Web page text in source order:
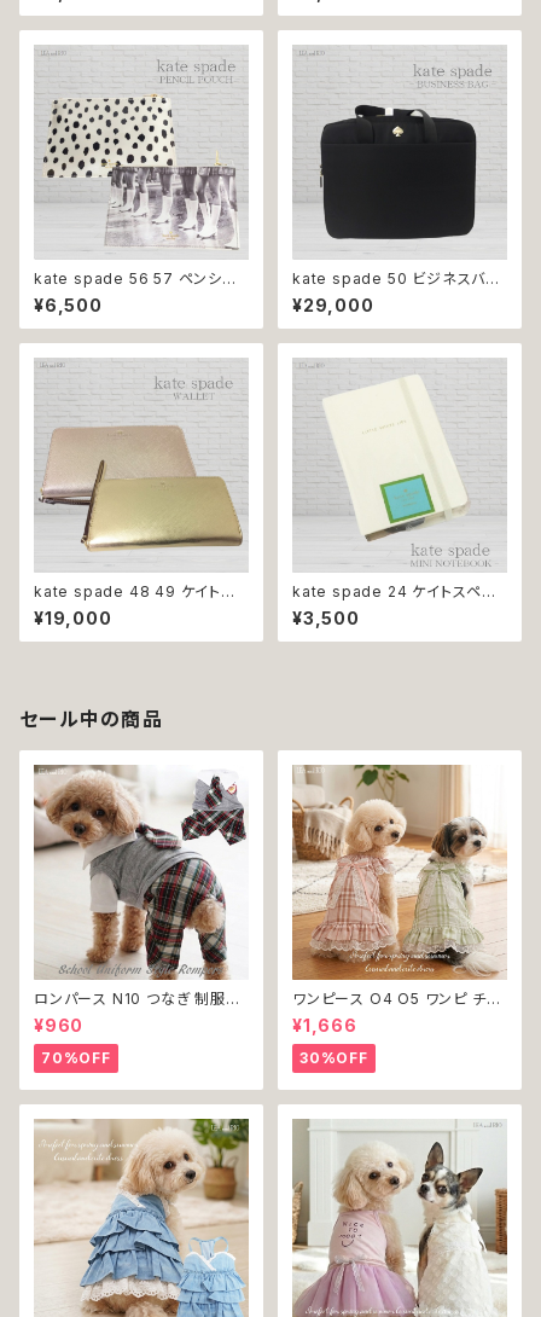
ゼント 学校 オフィス
テーショナリー ポーチ 小物入れ
kate spade 56 57 ペンシル
ポーチ フラミンゴ ガールズ ケイ
トスペード ペンケース 筆箱 文
房具 ステーショナリー
¥6,500
kate spade 50 ビジネスバッ
グ ブラック ケイトスペード バッ
グ 鞄 レディース 手提げ 仕事 シ
ョルダー
¥29,000
kate spade 48 49 ケイトス
ペード 財布 長財布 ウォレット
ゴールド ピンクゴールド レディ
ース ラウンドファスナー
¥19,000
kate spade 24 ケイトスペー
ド ミニノート ホワイト シンプル
ノート メモ帳 手帳 文房具 ステ
ーショナリー おしゃれ かわいい
¥3,500
セール中の商品
ロンパース N10 つなぎ 制服風
チェック柄 グレー 灰色 コスチュ
ーム コスプレ ドッグウェア dog
犬 猫 ペット 服 犬服 洋服 オシ
ャレ かわいい 小型犬 返品交換
不可
¥960
70%OFF
ワンピース O4 O5 ワンピ チェ
ック プリーツ レース 女の子 犬
犬服 小型 猫 服 洋服 ペット do
g ドッグウェア おしゃれ かわい
い 返品交換不可
¥1,666
30%OFF